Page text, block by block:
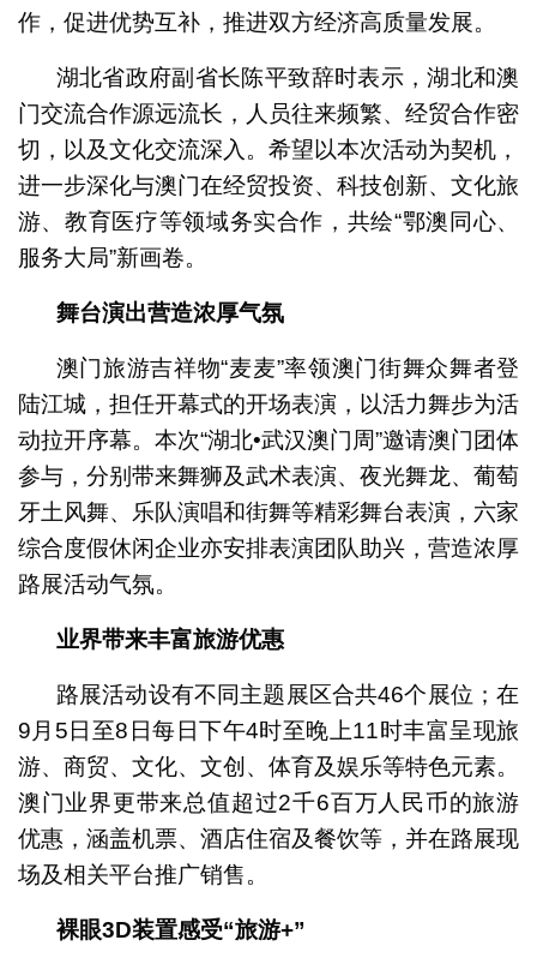
作，促进优势互补，推进双方经济高质量发展。
湖北省政府副省长陈平致辞时表示，湖北和澳
门交流合作源远流长，人员往来频繁、经贸合作密
切，以及文化交流深入。希望以本次活动为契机，
进一步深化与澳门在经贸投资、科技创新、文化旅
游、教育医疗等领域务实合作，共绘“鄂澳同心、
服务大局”新画卷。
舞台演出营造浓厚气氛
澳门旅游吉祥物“麦麦”率领澳门街舞众舞者登
陆江城，担任开幕式的开场表演，以活力舞步为活
动拉开序幕。本次“湖北•武汉澳门周”邀请澳门团体
参与，分别带来舞狮及武术表演、夜光舞龙、葡萄
牙土风舞、乐队演唱和街舞等精彩舞台表演，六家
综合度假休闲企业亦安排表演团队助兴，营造浓厚
路展活动气氛。
业界带来丰富旅游优惠
路展活动设有不同主题展区合共46个展位；在
9月5日至8日每日下午4时至晚上11时丰富呈现旅
游、商贸、文化、文创、体育及娱乐等特色元素。
澳门业界更带来总值超过2千6百万人民币的旅游
优惠，涵盖机票、酒店住宿及餐饮等，并在路展现
场及相关平台推广销售。
裸眼3D装置感受“旅游+”